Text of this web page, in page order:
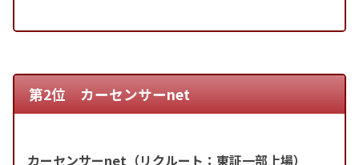
第2位 カーセンサーnet
カーセンサーnet（リクルート：東証一部上場）